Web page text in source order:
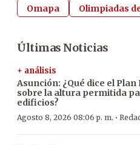
Omapa
Olimpiadas
Últimas Noticias
+ análisis
Asunción: ¿Qué dice el
sobre la altura permitida
edificios?
Agosto 8, 2026 08:06 p. m. ·